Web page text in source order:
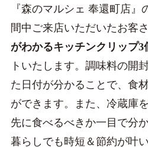
『森のマルシェ 奉還町店
間中ご来店いただいたお客
がわかるキッチンクリップ3
トいたします。調味料の開
た日付が分かることで、食
ができます。また、冷蔵庫
先に食べるべきか一目で分
暮らしでも時短＆節約が叶い